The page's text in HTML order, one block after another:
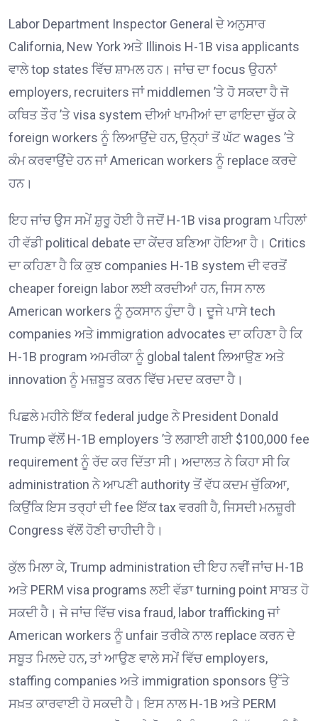
Labor Department Inspector General ਦੇ ਅਨੁਸਾਰ
California, New York ਅਤੇ Illinois H-1B visa applicants
ਵਾਲੇ top states ਵਿੱਚ ਸ਼ਾਮਲ ਹਨ। ਜਾਂਚ ਦਾ focus ਉਹਨਾਂ
employers, recruiters ਜਾਂ middlemen ’ਤੇ ਹੋ ਸਕਦਾ ਹੈ ਜੋ
ਕਥਿਤ ਤੌਰ ’ਤੇ visa system ਦੀਆਂ ਖਾਮੀਆਂ ਦਾ ਫਾਇਦਾ ਚੁੱਕ ਕੇ
foreign workers ਨੂੰ ਲਿਆਉਂਦੇ ਹਨ, ਉਨ੍ਹਾਂ ਤੋਂ ਘੱਟ wages ’ਤੇ
ਕੰਮ ਕਰਵਾਉਂਦੇ ਹਨ ਜਾਂ American workers ਨੂੰ replace ਕਰਦੇ
ਹਨ।
ਇਹ ਜਾਂਚ ਉਸ ਸਮੇਂ ਸ਼ੁਰੂ ਹੋਈ ਹੈ ਜਦੋਂ H-1B visa program ਪਹਿਲਾਂ
ਹੀ ਵੱਡੀ political debate ਦਾ ਕੇਂਦਰ ਬਣਿਆ ਹੋਇਆ ਹੈ। Critics
ਦਾ ਕਹਿਣਾ ਹੈ ਕਿ ਕੁਝ companies H-1B system ਦੀ ਵਰਤੋਂ
cheaper foreign labor ਲਈ ਕਰਦੀਆਂ ਹਨ, ਜਿਸ ਨਾਲ
American workers ਨੂੰ ਨੁਕਸਾਨ ਹੁੰਦਾ ਹੈ। ਦੂਜੇ ਪਾਸੇ tech
companies ਅਤੇ immigration advocates ਦਾ ਕਹਿਣਾ ਹੈ ਕਿ
H-1B program ਅਮਰੀਕਾ ਨੂੰ global talent ਲਿਆਉਣ ਅਤੇ
innovation ਨੂੰ ਮਜ਼ਬੂਤ ਕਰਨ ਵਿੱਚ ਮਦਦ ਕਰਦਾ ਹੈ।
ਪਿਛਲੇ ਮਹੀਨੇ ਇੱਕ federal judge ਨੇ President Donald
Trump ਵੱਲੋਂ H-1B employers ’ਤੇ ਲਗਾਈ ਗਈ $100,000 fee
requirement ਨੂੰ ਰੱਦ ਕਰ ਦਿੱਤਾ ਸੀ। ਅਦਾਲਤ ਨੇ ਕਿਹਾ ਸੀ ਕਿ
administration ਨੇ ਆਪਣੀ authority ਤੋਂ ਵੱਧ ਕਦਮ ਚੁੱਕਿਆ,
ਕਿਉਂਕਿ ਇਸ ਤਰ੍ਹਾਂ ਦੀ fee ਇੱਕ tax ਵਰਗੀ ਹੈ, ਜਿਸਦੀ ਮਨਜ਼ੂਰੀ
Congress ਵੱਲੋਂ ਹੋਣੀ ਚਾਹੀਦੀ ਹੈ।
ਕੁੱਲ ਮਿਲਾ ਕੇ, Trump administration ਦੀ ਇਹ ਨਵੀਂ ਜਾਂਚ H-1B
ਅਤੇ PERM visa programs ਲਈ ਵੱਡਾ turning point ਸਾਬਤ ਹੋ
ਸਕਦੀ ਹੈ। ਜੇ ਜਾਂਚ ਵਿੱਚ visa fraud, labor trafficking ਜਾਂ
American workers ਨੂੰ unfair ਤਰੀਕੇ ਨਾਲ replace ਕਰਨ ਦੇ
ਸਬੂਤ ਮਿਲਦੇ ਹਨ, ਤਾਂ ਆਉਣ ਵਾਲੇ ਸਮੇਂ ਵਿੱਚ employers,
staffing companies ਅਤੇ immigration sponsors ਉੱਤੇ
ਸਖ਼ਤ ਕਾਰਵਾਈ ਹੋ ਸਕਦੀ ਹੈ। ਇਸ ਨਾਲ H-1B ਅਤੇ PERM